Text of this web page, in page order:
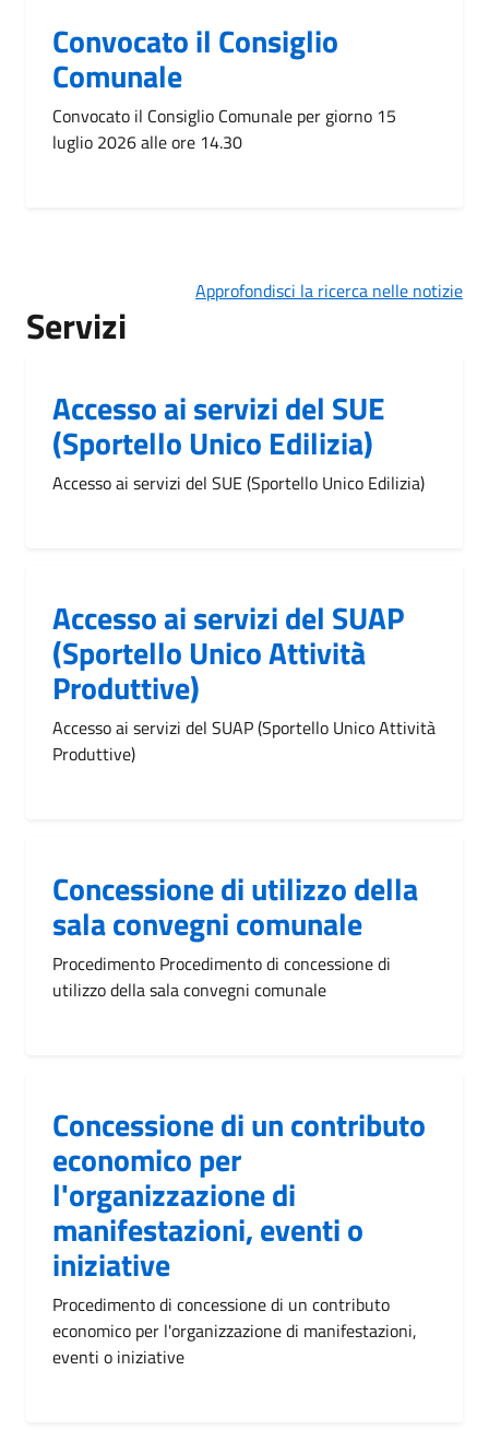
Convocato il Consiglio
Comunale
Convocato il Consiglio Comunale per giorno 15
luglio 2026 alle ore 14.30
Approfondisci la ricerca nelle notizie
Servizi
Accesso ai servizi del SUE
(Sportello Unico Edilizia)
Accesso ai servizi del SUE (Sportello Unico Edilizia)
Accesso ai servizi del SUAP
(Sportello Unico Attività
Produttive)
Accesso ai servizi del SUAP (Sportello Unico Attività
Produttive)
Concessione di utilizzo della
sala convegni comunale
Procedimento Procedimento di concessione di
utilizzo della sala convegni comunale
Concessione di un contributo
economico per
l'organizzazione di
manifestazioni, eventi o
iniziative
Procedimento di concessione di un contributo
economico per l'organizzazione di manifestazioni,
eventi o iniziative